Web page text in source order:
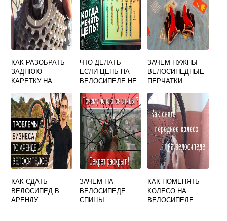
КАК РАЗОБРАТЬ
ЗАДНЮЮ
КАРЕТКУ НА
ВЕЛОСИПЕДЕ
СТЕЛС
ЧТО ДЕЛАТЬ
ЕСЛИ ЦЕПЬ НА
ВЕЛОСИПЕДЕ НЕ
ЗАЧЕМ НУЖНЫ
ВЕЛОСИПЕДНЫЕ
ПЕРЧАТКИ
КАК СДАТЬ
ВЕЛОСИПЕД В
АРЕНДУ
ЗАЧЕМ НА
ВЕЛОСИПЕДЕ
СПИЦЫ
КАК ПОМЕНЯТЬ
КОЛЕСО НА
ВЕЛОСИПЕДЕ